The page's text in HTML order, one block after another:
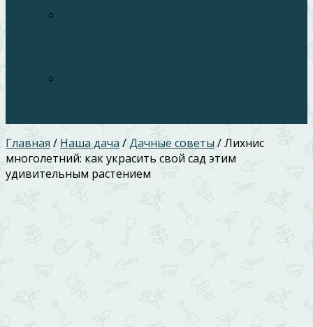
Главная / Наша дача /Дачные советы/Лихнис
многолетний: как украсить свой сад этим
удивительным растением